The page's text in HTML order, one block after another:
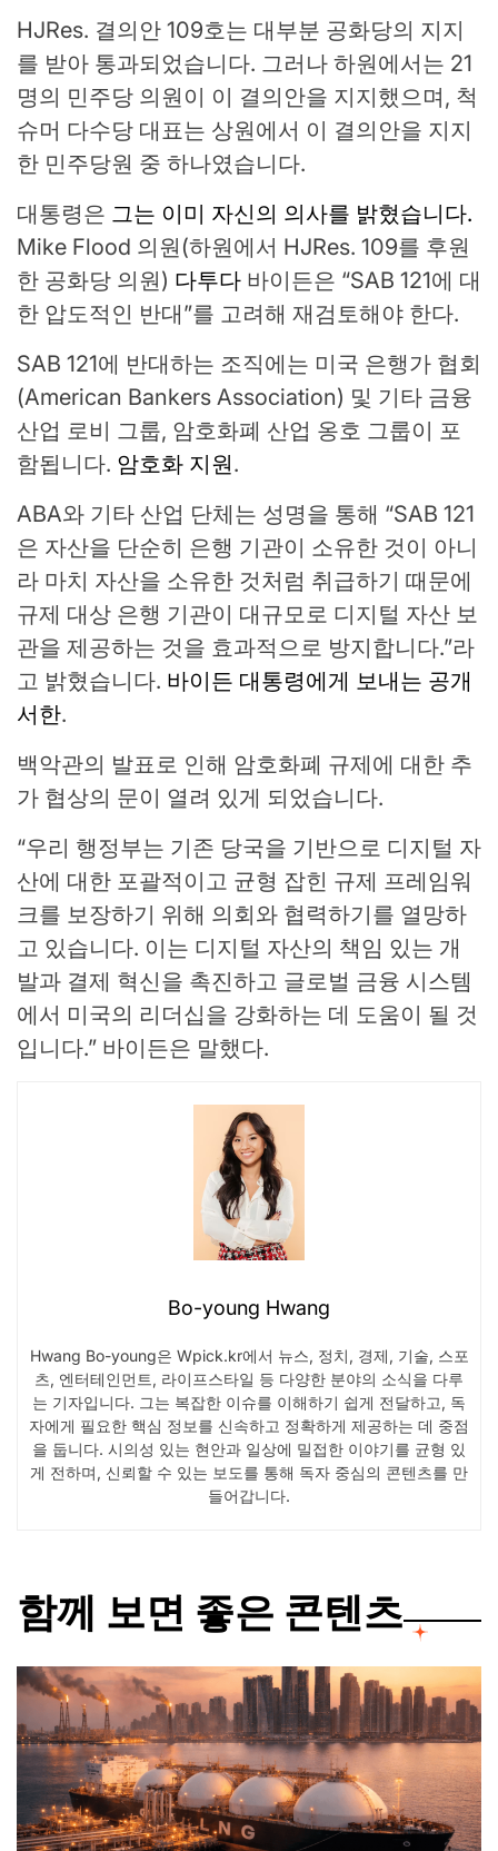
HJRes. 결의안 109호는 대부분 공화당의 지지
를 받아 통과되었습니다. 그러나 하원에서는 21
명의 민주당 의원이 이 결의안을 지지했으며, 척
슈머 다수당 대표는 상원에서 이 결의안을 지지
한 민주당원 중 하나였습니다.
대통령은 그는 이미 자신의 의사를 밝혔습니다.
Mike Flood 의원(하원에서 HJRes. 109를 후원
한 공화당 의원) 다투다 바이든은 “SAB 121에 대
한 압도적인 반대”를 고려해 재검토해야 한다.
SAB 121에 반대하는 조직에는 미국 은행가 협회
(American Bankers Association) 및 기타 금융
산업 로비 그룹, 암호화폐 산업 옹호 그룹이 포
함됩니다. 암호화 지원.
ABA와 기타 산업 단체는 성명을 통해 “SAB 121
은 자산을 단순히 은행 기관이 소유한 것이 아니
라 마치 자산을 소유한 것처럼 취급하기 때문에
규제 대상 은행 기관이 대규모로 디지털 자산 보
관을 제공하는 것을 효과적으로 방지합니다.”라
고 밝혔습니다. 바이든 대통령에게 보내는 공개
서한.
백악관의 발표로 인해 암호화폐 규제에 대한 추
가 협상의 문이 열려 있게 되었습니다.
“우리 행정부는 기존 당국을 기반으로 디지털 자
산에 대한 포괄적이고 균형 잡힌 규제 프레임워
크를 보장하기 위해 의회와 협력하기를 열망하
고 있습니다. 이는 디지털 자산의 책임 있는 개
발과 결제 혁신을 촉진하고 글로벌 금융 시스템
에서 미국의 리더십을 강화하는 데 도움이 될 것
입니다.” 바이든은 말했다.
Bo-young Hwang
Hwang Bo-young은 Wpick.kr에서 뉴스, 정치, 경제, 기술, 스포
츠, 엔터테인먼트, 라이프스타일 등 다양한 분야의 소식을 다루
는 기자입니다. 그는 복잡한 이슈를 이해하기 쉽게 전달하고, 독
자에게 필요한 핵심 정보를 신속하고 정확하게 제공하는 데 중점
을 둡니다. 시의성 있는 현안과 일상에 밀접한 이야기를 균형 있
게 전하며, 신뢰할 수 있는 보도를 통해 독자 중심의 콘텐츠를 만
들어갑니다.
함께 보면 좋은 콘텐츠